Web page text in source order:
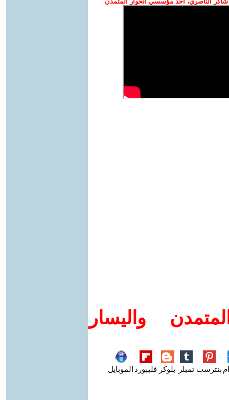
واليسار
بنترست تمبلر بلوكر فليبورد الموبايل